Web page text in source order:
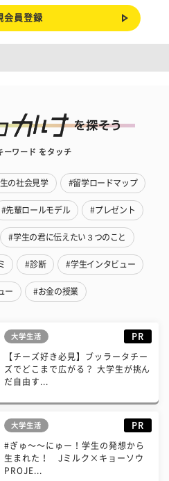
会員登録
ーワード をタッチ
の社会見学 #留学ロードマップ
#先輩ロールモデル #プレゼント
#学生の君に伝えたい３つのこと
#診断 #学生インタビュー
ー #お金の授業
大学生活 PR
【チーズ好き必見】ブッラータチー
ズでどこまで広がる？ 大学生が挑ん
だ自由す...
大学生活 PR
#ぎゅ〜〜にゅー！学生の発想から
生まれた！ Jミルク×キョーソウ
PROJE...